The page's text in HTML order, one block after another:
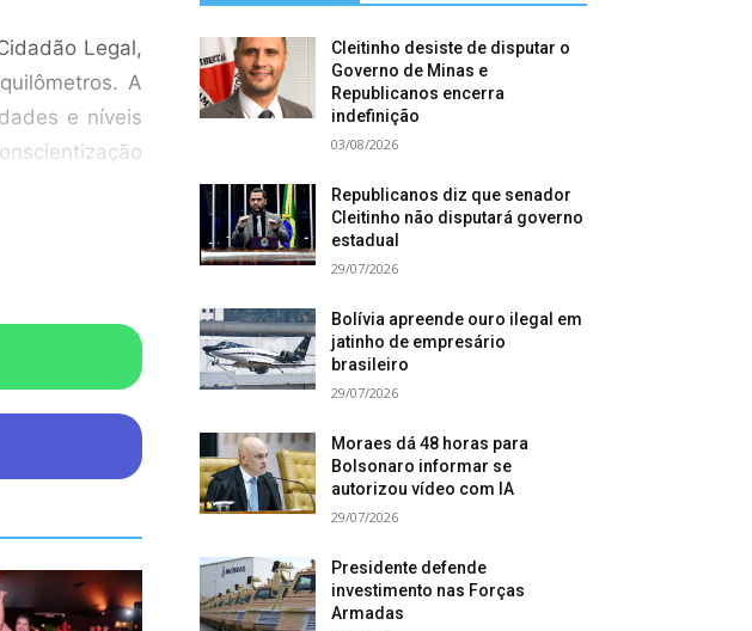
Legal,
A
e níveis
ativa na
gerais
troféus e
3º lugar:
divididas por
colocados de
Cleitinho desiste de disputar o
Governo de Minas e
Republicanos encerra
indefinição
03/08/2026
Republicanos diz que senador
Cleitinho não disputará governo
estadual
29/07/2026
Bolívia apreende ouro ilegal em
jatinho de empresário
brasileiro
29/07/2026
Moraes dá 48 horas para
Bolsonaro informar se
autorizou vídeo com IA
29/07/2026
Presidente defende
investimento nas Forças
Armadas